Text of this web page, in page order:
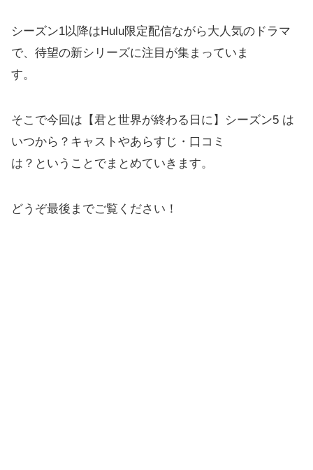
シーズン1以降はHulu限定配信ながら大人気のドラマ
で、待望の新シリーズに注目が集まっていま
す。
そこで今回は【君と世界が終わる日に】シーズン5 は
いつから？キャストやあらすじ・口コミ
は？ということでまとめていきます。
どうぞ最後までご覧ください！